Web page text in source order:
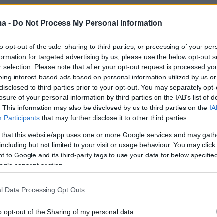
- Do Not Process My Personal Information
opt-out of the sale, sharing to third parties, or processing of your
for targeted advertising by us, please use the below opt-out
selection. Please note that after your opt-out request is processed
interest-based ads based on personal information utilized by us
to third parties prior to your opt-out. You may separately
of your personal information by third parties on the IAB’s list of
This information may also be disclosed by us to third parties on the
Participants that may further disclose it to other third parties.
that this website/app uses one or more Google services and may
but not limited to your visit or usage behaviour. You may
to Google and its third-party tags to use your data for below
consent section.
Data Processing Opt Outs
opt-out of the Sharing of my personal data.
σε αποτελεσματικούς ελέγχους,με νέες
ρχικά δέχθηκε ένανοργα νωμένο πόλεμο φθοράς
α προσώπων διορισμένοαπότον ίδιο τονΥΠΑΑΤ
εξαναγκάστηκε σεπαραίτησηαπό τονΥπ
εμφανή λόγο.
Βάρρας αποδίδει ευθέως τηναπομάκρυνσή του
στο ότιπροσπάθησενασταματήσει τις
κτικές στις κοινοτικές ενισχύσειςκαι ναδια
Σε κάθεπερίπτωση,οι ενέργειές τουκαθιστούσαν
Γρηγόριο Βάρρα υπα ρξι ακήαπειλή για τα
ατα που λυμαίνονταντονΟΠΕΚΕΠΕ.Αν είχε
νωρίτερ
είχεαποφευχθείο διασυρμός